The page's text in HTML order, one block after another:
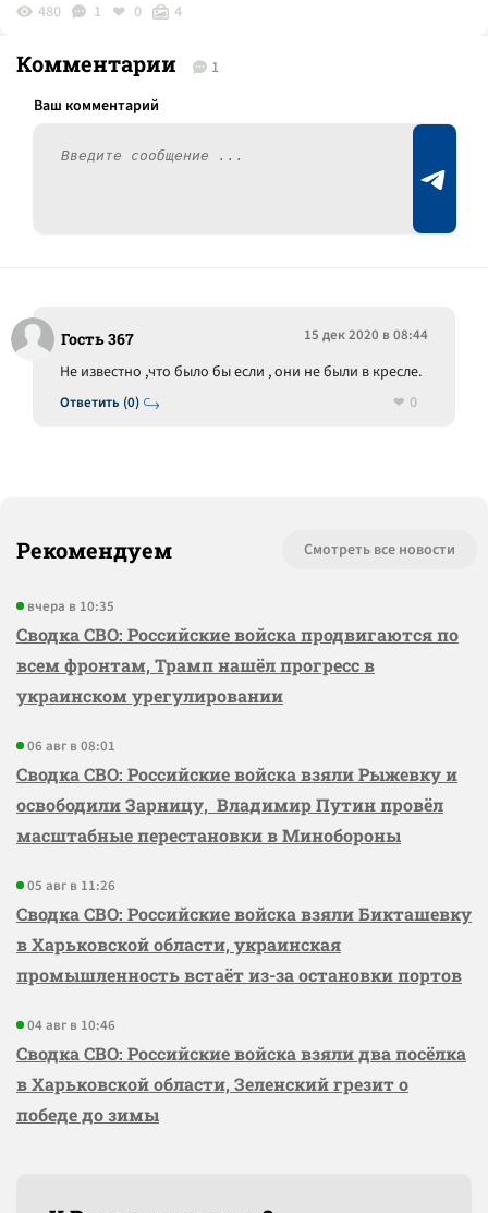
480 1 0 4
Комментарии 1
Гость 367 15 дек 2020 в 08:44
Ответить (0)
Не известно ,что было бы если , они не были в кресле.
0
Рекомендуем Смотреть все новости
вчера в 10:35
Сводка СВО: Российские войска продвигаются по
всем фронтам, Трамп нашёл прогресс в
украинском урегулировании
06 авг в 08:01
Сводка СВО: Российские войска взяли Рыжевку и
освободили Зарницу, Владимир Путин провёл
масштабные перестановки в Минобороны
05 авг в 11:26
Сводка СВО: Российские войска взяли Бикташевку
в Харьковской области, украинская
промышленность встаёт из-за остановки портов
04 авг в 10:46
Сводка СВО: Российские войска взяли два посёлка
в Харьковской области, Зеленский грезит о
победе до зимы